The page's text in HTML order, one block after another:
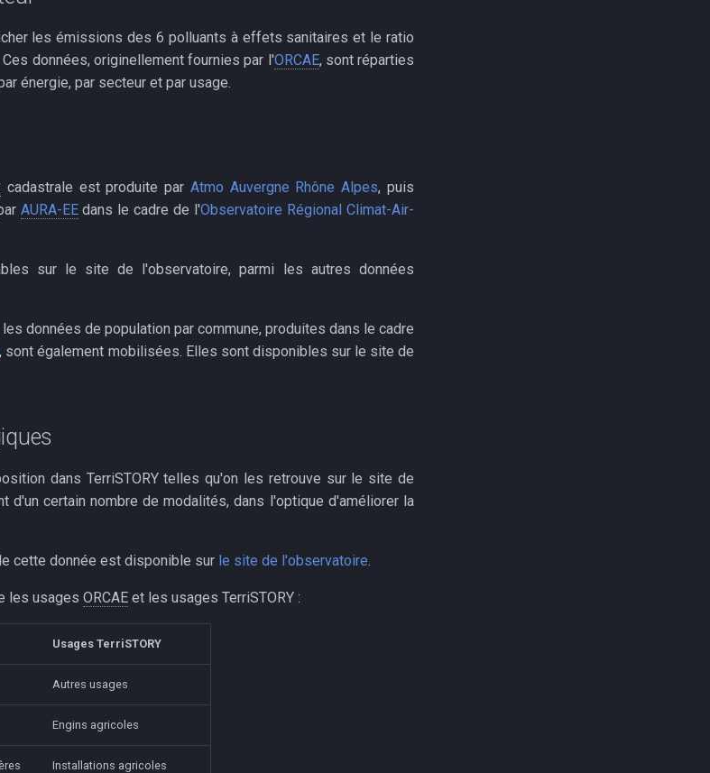
les émissions des 6 polluants à effets sanitaires et le ratio
données, originellement fournies par l'ORCAE, sont réparties
énergie, par secteur et par usage.
cadastrale est produite par Atmo Auvergne Rhône Alpes, puis
AURA-EEdans le cadre de l'Observatoire Régional Climat-Air-
sur le site de l'observatoire, parmi les autres données
données de population par commune, produites dans le cadre
, sont également mobilisées. Elles sont disponibles sur le site de
dans TerriSTORY telles qu'on les retrouve sur le site de
d'un certain nombre de modalités, dans l'optique d'améliorer la
cette donnée est disponible sur le site de l'observatoire.
les usages ORCAE et les usages TerriSTORY :
Usages TerriSTORY
Autres usages
Engins agricoles
Installations agricoles